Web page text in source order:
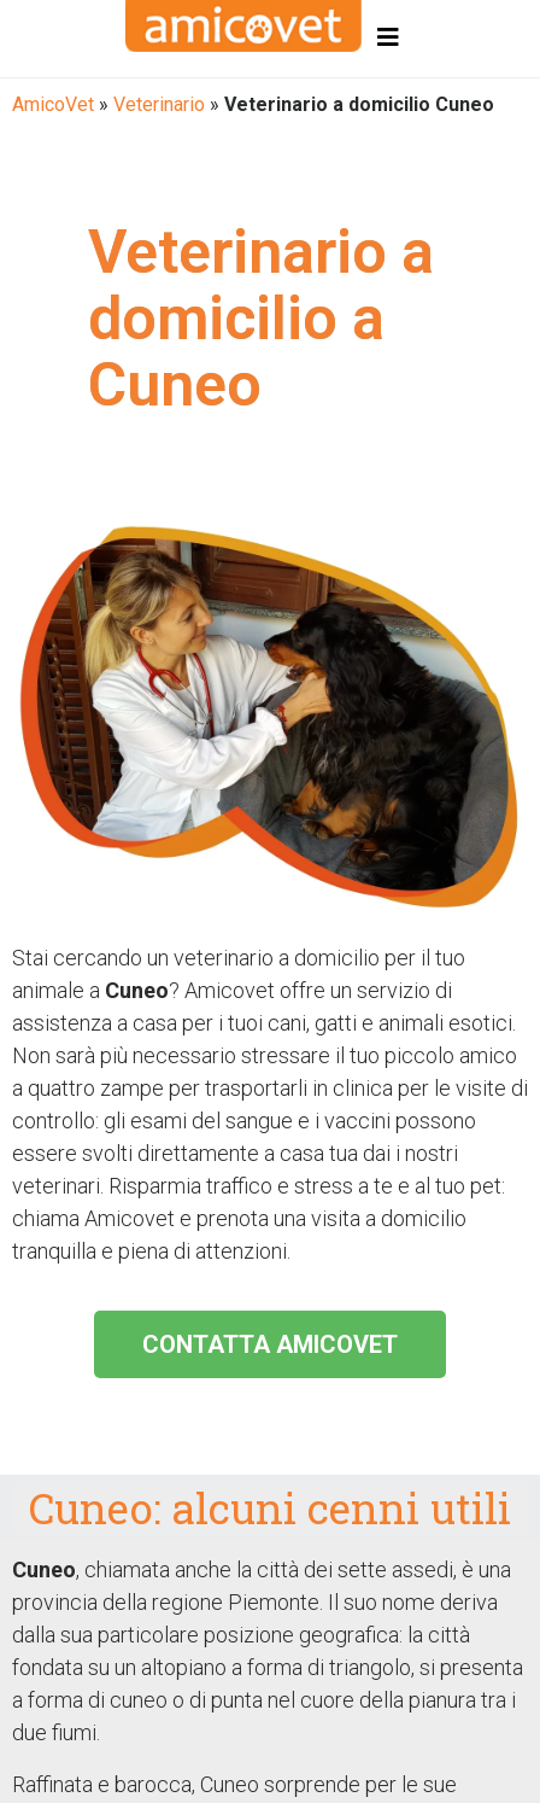
AmicoVet » Veterinario » Veterinario a domicilio Cuneo
Veterinario a
domicilio a
Cuneo
Stai cercando un veterinario a domicilio per il tuo
animale a Cuneo? Amicovet offre un servizio di
assistenza a casa per i tuoi cani, gatti e animali esotici.
Non sarà più necessario stressare il tuo piccolo amico
a quattro zampe per trasportarli in clinica per le visite di
controllo: gli esami del sangue e i vaccini possono
essere svolti direttamente a casa tua dai i nostri
veterinari. Risparmia traffico e stress a te e al tuo pet:
chiama Amicovet e prenota una visita a domicilio
tranquilla e piena di attenzioni.
CONTATTA AMICOVET
Cuneo: alcuni cenni utili
Cuneo, chiamata anche la città dei sette assedi, è una
provincia della regione Piemonte. Il suo nome deriva
dalla sua particolare posizione geografica: la città
fondata su un altopiano a forma di triangolo, si presenta
a forma di cuneo o di punta nel cuore della pianura tra i
due fiumi.
Raffinata e barocca, Cuneo sorprende per le sue